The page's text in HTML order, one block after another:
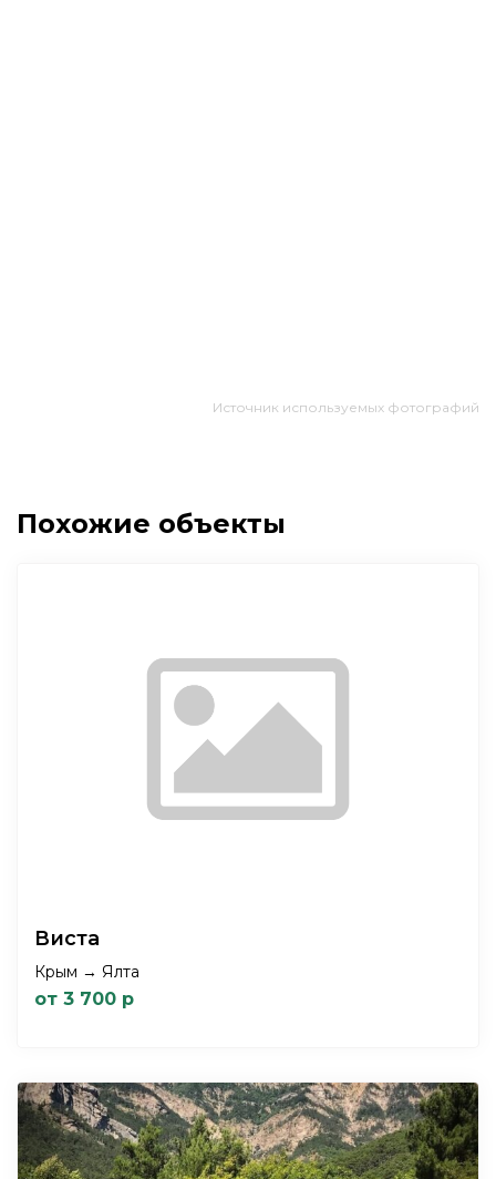
Источник используемых фотографий
Похожие объекты
Виста
Крым → Ялта
от 3 700 р